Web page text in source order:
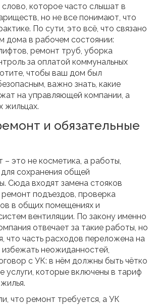
слово, которое часто слышат в
но не все понимают, что
По сути, это всё, что связано
дома в рабочем состоянии:
ремонт труб, уборка
за оплатой коммунальных
чтобы ваш дом был
важно знать, какие
на управляющей компании, а
жильцах.
и обязательные
– это не косметика, а работы,
сохранения общей
Сюда входят замена стояков
подъездов, проверка
в общих помещениях и
вентиляции. По закону именно
отвечает за такие работы, но
что часть расходов переложена на
неожиданностей,
с УК: в нём должны быть чётко
услуги, которые включены в тариф
что ремонт требуется, а УК